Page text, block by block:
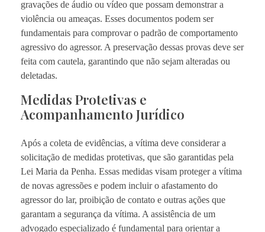
gravações de áudio ou vídeo que possam demonstrar a
violência ou ameaças. Esses documentos podem ser
fundamentais para comprovar o padrão de comportamento
agressivo do agressor. A preservação dessas provas deve ser
feita com cautela, garantindo que não sejam alteradas ou
deletadas.
Medidas Protetivas e
Acompanhamento Jurídico
Após a coleta de evidências, a vítima deve considerar a
solicitação de medidas protetivas, que são garantidas pela
Lei Maria da Penha. Essas medidas visam proteger a vítima
de novas agressões e podem incluir o afastamento do
agressor do lar, proibição de contato e outras ações que
garantam a segurança da vítima. A assistência de um
advogado especializado é fundamental para orientar a